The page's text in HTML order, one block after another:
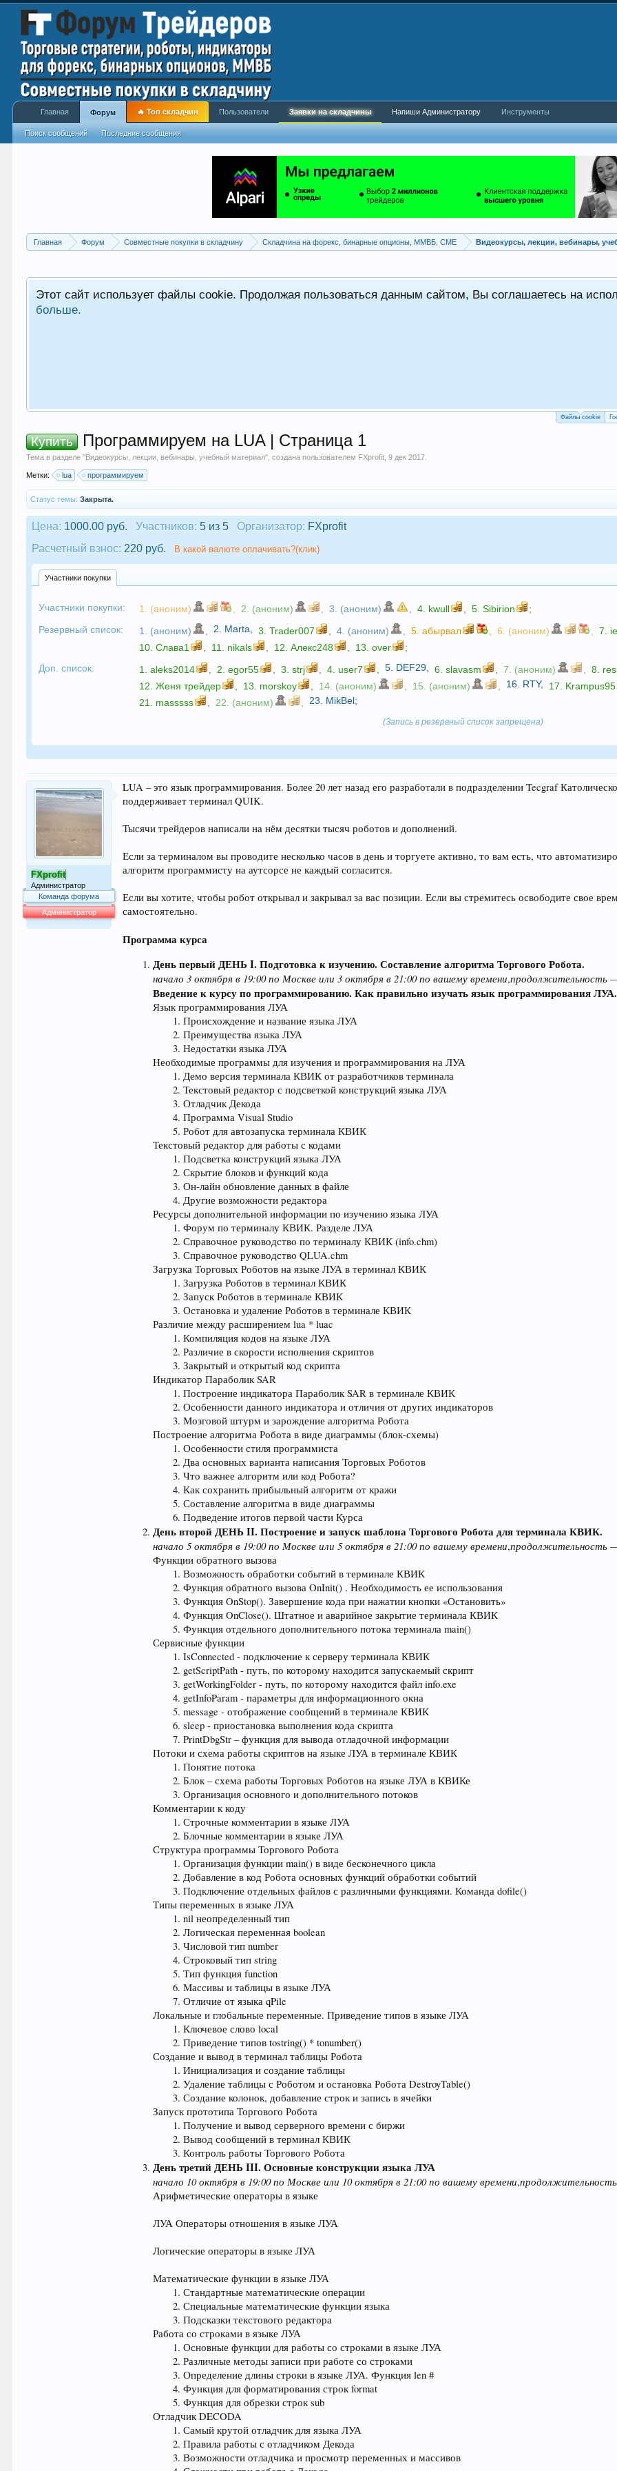
Главная Форум Совместные покупки в складчину Складчина на форекс, бинарные опционы, ММВБ, CME Видеокурсы, лекции, вебинары,
Этот сайт использует файлы cookie. Продолжая пользоваться данным сайтом, Вы соглашаетесь на
больше.
Файлы cookie
Купить Программируем на LUA | Страница 1
Тема в разделе "Видеокурсы, лекции, вебинары, учебный материал", создана пользователем FXprofit ,9 дек 2017
Метки: lua программируем
Статус темы: Закрыта.
Цена: 1000.00 руб. Участников: 5 из 5 Организатор: FXprofit
Расчетный взнос: 220 руб. В какой валюте оплачивать?(клик)
Участники покупки
Участники покупки: 1. (аноним) 2. (аноним) 3. (аноним) 4. kwull 5.Sibirion
;
Резервный список:
1. (аноним) 2. Marta 3.Trader007 4. (аноним) 5.абырвал 6. (аноним) 7.
10.Слава1 11. nikals 12.Алекс248 13.over
;
Доп. список:
1.aleks2014 2.egor55 3.strj 4. user7 5. DEF29 6.slavasm 7. (аноним) 8.
12.Женя трейдер 13. morskoy 14. (аноним) 15. (аноним) 16. RTY, 17. Krampus95
21. masssss 22. (аноним) 23. MikBel;
(Запись в резервный список запрещена)
FXprofit
Администратор
Команда форума
Администратор
LUA – это язык программирования. Более 20 лет назад его разработали в подразделении Tecgraf
поддерживает терминал QUIK.
Тысячи трейдеров написали на нём десятки тысяч роботов и дополнений.
Если за терминалом вы проводите несколько часов в день и торгуете активно, то вам есть, что
алгоритм программисту на аутсорсе не каждый согласится.
Если вы хотите, чтобы робот открывал и закрывал за вас позиции. Если вы стремитесь освободите свое
самостоятельно.
Программа курса
День первыйДЕНЬ I. Подготовка к изучению. Составление алгоритма Торгового Робота.
начало 3 октября в 19:00 по Москве или 3 октября в 21:00 по вашему времени,продолжительность
Введение к курсу по программированию. Как правильно изучать язык программирования ЛУА.
Язык программирования ЛУА
Происхождение и название языка ЛУА
Преимущества языка ЛУА
Недостатки языка ЛУА
Необходимые программы для изучения и программирования на ЛУА
Демо версия терминала КВИК от разработчиков терминала
Текстовый редактор с подсветкой конструкций языка ЛУА
Отладчик Декода
Программа Visual Studio
Робот для автозапуска терминала КВИК
Текстовый редактор для работы с кодами
Подсветка конструкций языка ЛУА
Скрытие блоков и функций кода
Он-лайн обновление данных в файле
Другие возможности редактора
Ресурсы дополнительной информации по изучению языка ЛУА
Форум по терминалу КВИК. Разделе ЛУА
Справочное руководство по терминалу КВИК (info.chm)
Справочное руководство QLUA.chm
Загрузка Торговых Роботов на языке ЛУА в терминал КВИК
Загрузка Роботов в терминал КВИК
Запуск Роботов в терминале КВИК
Остановка и удаление Роботов в терминале КВИК
Различие между расширением lua * luac
Компиляция кодов на языке ЛУА
Различие в скорости исполнения скриптов
Закрытый и открытый код скрипта
Индикатор Параболик SAR
Построение индикатора Параболик SAR в терминале КВИК
Особенности данного индикатора и отличия от других индикаторов
Мозговой штурм и зарождение алгоритма Робота
Построение алгоритма Робота в виде диаграммы (блок-схемы)
Особенности стиля программиста
Два основных варианта написания Торговых Роботов
Что важнее алгоритм или код Робота?
Как сохранить прибыльный алгоритм от кражи
Составление алгоритма в виде диаграммы
Подведение итогов первой части Курса
День второйДЕНЬ II. Построение и запуск шаблона Торгового Робота для терминала КВИК.
начало 5 октября в 19:00 по Москве или 5 октября в 21:00 по вашему времени,продолжительность
Функции обратного вызова
Возможность обработки событий в терминале КВИК
Функция обратного вызова OnInit() . Необходимость ее использования
Функция OnStop(). Завершение кода при нажатии кнопки «Остановить»
Функция OnClose(). Штатное и аварийное закрытие терминала КВИК
Функция отдельного дополнительного потока терминала main()
Сервисные функции
IsConnected - подключение к серверу терминала КВИК
getScriptPath - путь, по которому находится запускаемый скрипт
getWorkingFolder - путь, по которому находится файл info.exe
getInfoParam - параметры для информационного окна
message - отображение сообщений в терминале КВИК
sleep - приостановка выполнения кода скрипта
PrintDbgStr – функция для вывода отладочной информации
Потоки и схема работы скриптов на языке ЛУА в терминале КВИК
Понятие потока
Блок – схема работы Торговых Роботов на языке ЛУА в КВИКе
Организация основного и дополнительного потоков
Комментарии к коду
Строчные комментарии в языке ЛУА
Блочные комментарии в языке ЛУА
Структура программы Торгового Робота
Организация функции main() в виде бесконечного цикла
Добавление в код Робота основных функций обработки событий
Подключение отдельных файлов с различными функциями. Команда dofile()
Типы переменных в языке ЛУА
nil неопределенный тип
Логическая переменная boolean
Числовой тип number
Строковый тип string
Тип функция function
Массивы и таблицы в языке ЛУА
Отличие от языка qPile
Локальные и глобальные переменные. Приведение типов в языке ЛУА
Ключевое слово local
Приведение типов tostring() * tonumber()
Создание и вывод в терминал таблицы Робота
Инициализация и создание таблицы
Удаление таблицы с Роботом и остановка Робота DestroyTable()
Создание колонок, добавление строк и запись в ячейки
Запуск прототипа Торгового Робота
Получение и вывод серверного времени с биржи
Вывод сообщений в терминал КВИК
Контроль работы Торгового Робота
День третийДЕНЬ III. Основные конструкции языка ЛУА
начало 10 октября в 19:00 по Москве или 10 октября в 21:00 по вашему времени,продолжительность
Арифметические операторы в языке
ЛУА Операторы отношения в языке ЛУА
Логические операторы в языке ЛУА
Математические функции в языке ЛУА
Стандартные математические операции
Специальные математические функции языка
Подсказки текстового редактора
Работа со строками в языке ЛУА
Основные функции для работы со строками в языке ЛУА
Различные методы записи при работе со строками
Определение длины строки в языке ЛУА. Функция len #
Функция для форматирования строк format
Функция для обрезки строк sub
Отладчик DECODA
Самый крутой отладчик для языка ЛУА
Правила работы с отладчиком Декода
Возможности отладчика и просмотр переменных и массивов
Главная Форум
Поиск сообщений Последние сообщения
🔥 Топ складчин Пользователи Заявки на складчины Напиши Администратору Инструменты